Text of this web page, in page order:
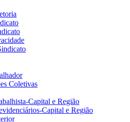
Coletivas
Capital e Região
Capital e Região